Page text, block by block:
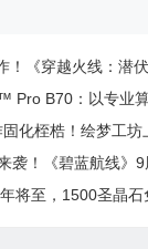
火线：潜伏》以3A叙事重塑战术
专业算力，解锁本地化AI部署与生产
工坊上线绘梦画布dreamo赋能全场景
航线》9周年庆典活动第二弹今日
1500圣晶石免费福利，新老玩家